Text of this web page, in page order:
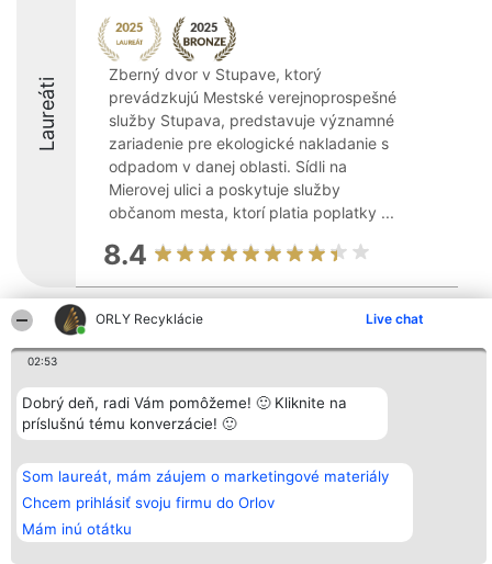
ORLY Recyklácie Live chat
02:53
Dobrý deň, radi Vám pomôžeme! 🙂 Kliknite na
príslušnú tému konverzácie! 🙂
Som laureát, mám záujem o marketingové materiály
Chcem prihlásiť svoju firmu do Orlov
Mám inú otátku
Laureáti
Zberný dvor v Stupave, ktorý
prevádzkujú Mestské verejnoprospešné
služby Stupava, predstavuje významné
zariadenie pre ekologické nakladanie s
odpadom v danej oblasti. Sídli na
Mierovej ulici a poskytuje služby
občanom mesta, ktorí platia poplatky ...
8.4
Organizátor hodnotenia
Bright Side Solutions sp. z o.
o. sp. k.
Wrocław 50-079
KRS 0000749100 | Regon
381313360 | NIP 8943132676
Laureáti
Laureatów
Podmienky
Obchodné
Zásady
ochrany
osobných
údajov
Kontakt